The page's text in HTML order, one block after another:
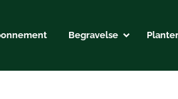
Begravelse Planter